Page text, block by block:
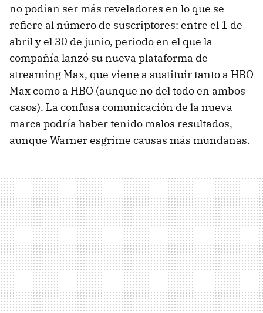
no podían ser más reveladores en lo que se
refiere al número de suscriptores: entre el 1 de
abril y el 30 de junio, periodo en el que la
compañía lanzó su nueva plataforma de
streaming Max, que viene a sustituir tanto a HBO
Max como a HBO (aunque no del todo en ambos
casos). La confusa comunicación de la nueva
marca podría haber tenido malos resultados,
aunque Warner esgrime causas más mundanas.